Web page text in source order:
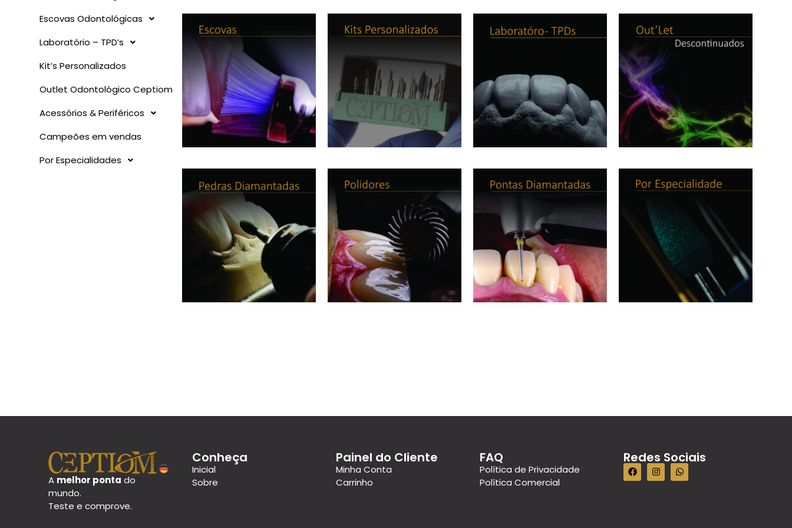
Escovas Odontológicas
Laboratório – TPD’s
Kit’s Personalizados
Outlet Odontológico Ceptiom
Acessórios & Periféricos
Campeões em vendas
Por Especialidades
A melhor ponta do
mundo.
Teste e comprove.
Conheça
Inicial
Sobre
Painel do Cliente
Minha Conta
Carrinho
FAQ
Política de Privacidade
Política Comercial
Redes Sociais